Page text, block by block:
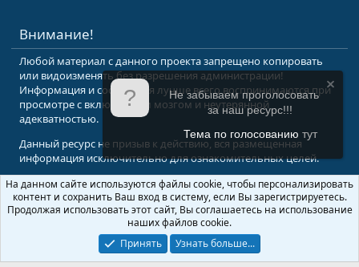
Внимание!
Любой материал с данного проекта запрещено копировать
или видоизменять без разрешения администрации!
Информация и сообщения лучше всего воспринимаются при
просмотре с включенным мозгом и неутерянной
адекватностью.
Данный ресурс не призыв к действию, вся размещенная
информация исключительно для ознакомительных целей.
© 2008-2026 Форум Абырвалг.нет - подводная охота, дайвинг, туризм
Перевод: XenForo.Info
Не забываем проголосовать
за наш ресурс!!!
Тема по голосованию тут
На данном сайте используются файлы cookie, чтобы персонализировать
контент и сохранить Ваш вход в систему, если Вы зарегистрируетесь.
Продолжая использовать этот сайт, Вы соглашаетесь на использование
наших файлов cookie.
Принять
Узнать больше...